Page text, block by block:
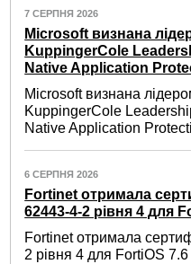
7 СЕРПНЯ 2026
Microsoft визнана
KuppingerCole
Native Application
Microsoft визнана
KuppingerCole
Native Application
6 СЕРПНЯ 2026
Fortinet отримала
62443-4-2 рівня 4 для
Fortinet отримала
2 рівня 4 для FortiOS 7.6